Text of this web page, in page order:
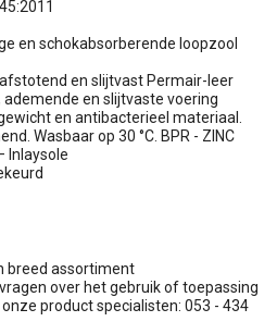
en schokabsorberende loopzool
en slijtvast Permair-leer
en slijtvaste voering
en antibacterieel materiaal.
Wasbaar op 30 °C. BPR - ZINC
Inlaysole
breed assortiment
vragen over het gebruik of toepassing
product specialisten: 053 - 434